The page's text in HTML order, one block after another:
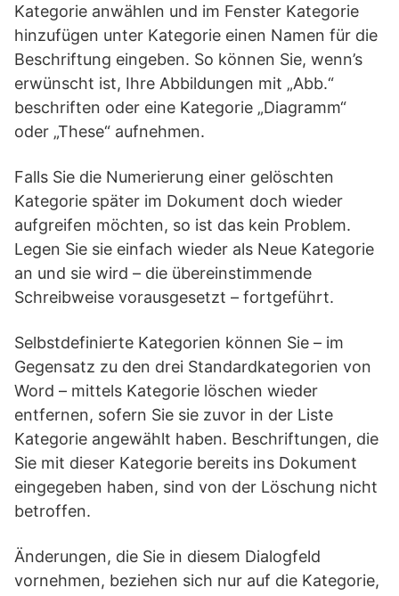
Kategorie anwählen und im Fenster Kategorie
hinzufügen unter Kategorie einen Namen für die
Beschriftung eingeben. So können Sie, wenn’s
erwünscht ist, Ihre Abbildungen mit „Abb.“
beschriften oder eine Kategorie „Diagramm“
oder „These“ aufnehmen.
Falls Sie die Numerierung einer gelöschten
Kategorie später im Dokument doch wieder
aufgreifen möchten, so ist das kein Problem.
Legen Sie sie einfach wieder als Neue Kategorie
an und sie wird – die übereinstimmende
Schreibweise vorausgesetzt – fortgeführt.
Selbstdefinierte Kategorien können Sie – im
Gegensatz zu den drei Standardkategorien von
Word – mittels Kategorie löschen wieder
entfernen, sofern Sie sie zuvor in der Liste
Kategorie angewählt haben. Beschriftungen, die
Sie mit dieser Kategorie bereits ins Dokument
eingegeben haben, sind von der Löschung nicht
betroffen.
Änderungen, die Sie in diesem Dialogfeld
vornehmen, beziehen sich nur auf die Kategorie,